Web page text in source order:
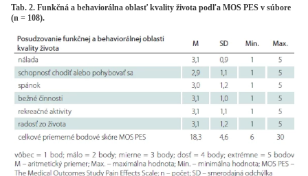
Tab. 2. Funkčná a behaviorálna oblasť kvality života podľa MOS PES v súbore
(n = 108).